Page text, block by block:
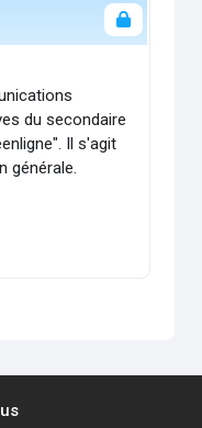
du secondaire
Il s'agit
générale.